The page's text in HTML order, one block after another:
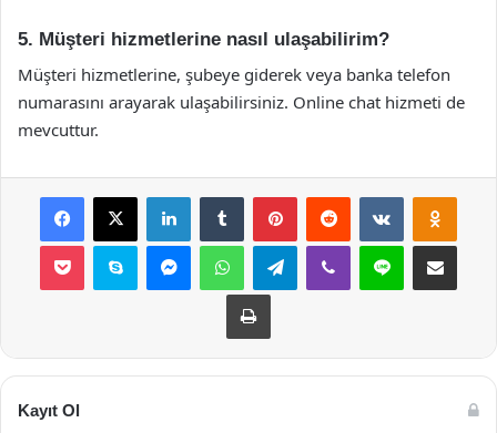
5. Müşteri hizmetlerine nasıl ulaşabilirim?
Müşteri hizmetlerine, şubeye giderek veya banka telefon
numarasını arayarak ulaşabilirsiniz. Online chat hizmeti de
mevcuttur.
Facebook
X LinkedInTumblr PinterestReddit VKontakte
Pocket Skype MessengerWhatsAppTelegramViber Line E-Posta ile
Yazdır
Kayıt Ol